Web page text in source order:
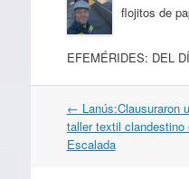
flojitos de
EFEMÉRIDES: DEL
Navegación
por
artículos
← Lanús:Clausuraron
taller textil clandestino
Escalada